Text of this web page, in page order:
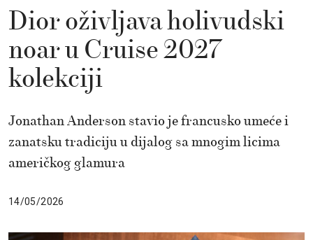
Dior oživljava holivudski
noar u Cruise 2027
kolekciji
Jonathan Anderson stavio je francusko umeće i
zanatsku tradiciju u dijalog sa mnogim licima
američkog glamura
14/05/2026